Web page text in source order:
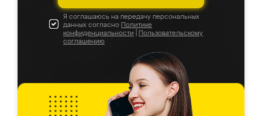
Я соглашаюсь на передачу персональных
данных согласно Политике
конфиденциальности
Пользовательскому
соглашению